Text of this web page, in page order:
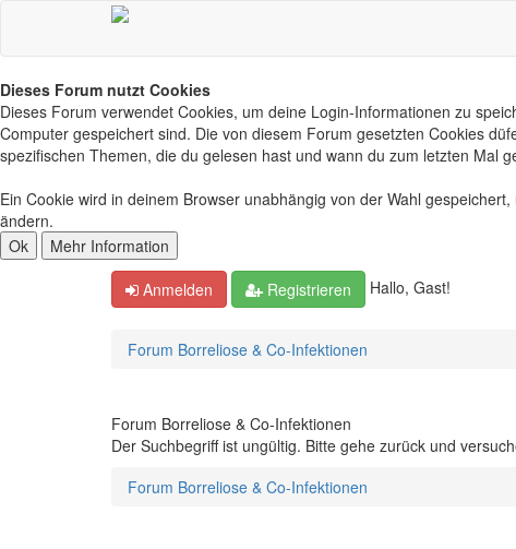
Dieses Forum nutzt Cookies
Dieses Forum verwendet Cookies, um deine Login-Informationen zu
Computer gespeichert sind. Die von diesem Forum gesetzten Cookies
spezifischen Themen, die du gelesen hast und wann du zum letzten Mal
Ein Cookie wird in deinem Browser unabhängig von der Wahl
ändern.
Anmelden Registrieren Hallo, Gast!
Forum Borreliose & Co-Infektionen
Forum Borreliose & Co-Infektionen
Der Suchbegriff ist ungültig. Bitte gehe zurück und
Forum Borreliose & Co-Infektionen